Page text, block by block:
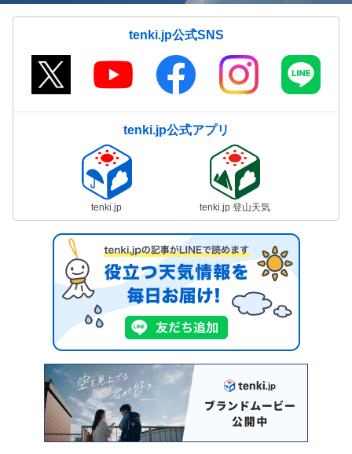
tenki.jp公式SNS
tenki.jp公式アプリ
tenki.jp tenki.jp 登山天気